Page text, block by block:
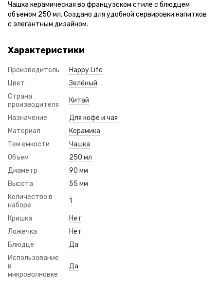
Чашка керамическая во французском стиле с блюдцем
объемом 250 мл. Создано для удобной сервировки напитков
с элегантным дизайном.
Характеристики
Производитель
Happy Life
Цвет
Зелёный
Страна
производителя
Китай
Назначение
Для кофе и чая
Материал
Керамика
Тем емкости
Чашка
Объем
250 мл
Диаметр
90 мм
Высота
55 мм
Количество в
наборе
1
Кришка
Нет
Ложечка
Нет
Блюдце
Да
Использование
в
микроволновке
Да